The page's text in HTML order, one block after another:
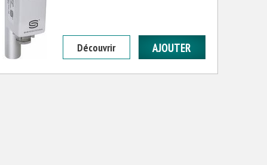
Découvrir